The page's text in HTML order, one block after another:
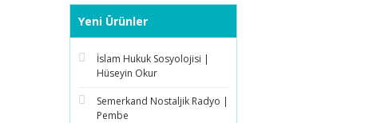
Yeni Ürünler
İslam Hukuk Sosyolojisi |
Hüseyin Okur
Semerkand Nostaljik Radyo |
Pembe